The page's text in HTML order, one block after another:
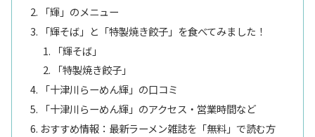
「輝」のメニュー
「輝そば」と「特製焼き餃子」を食べてみました！
「輝そば」
「特製焼き餃子」
「十津川らーめん輝」の口コミ
「十津川らーめん輝」のアクセス・営業時間など
おすすめ情報：最新ラーメン雑誌を「無料」で読む方